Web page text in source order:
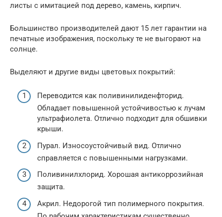
листы с имитацией под дерево, камень, кирпич.
Большинство производителей дают 15 лет гарантии на
печатные изображения, поскольку те не выгорают на
солнце.
Выделяют и другие виды цветовых покрытий:
Переводится как поливинилиденфторид.
Обладает повышенной устойчивостью к лучам
ультрафиолета. Отлично подходит для обшивки
крыши.
Пурал. Износоустойчивый вид. Отлично
справляется с повышенными нагрузками.
Поливинилхлорид. Хорошая антикоррозийная
защита.
Акрил. Недорогой тип полимерного покрытия.